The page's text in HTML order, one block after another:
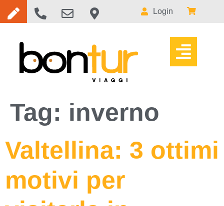
Login
Tag: inverno
Valtellina: 3 ottimi
motivi per